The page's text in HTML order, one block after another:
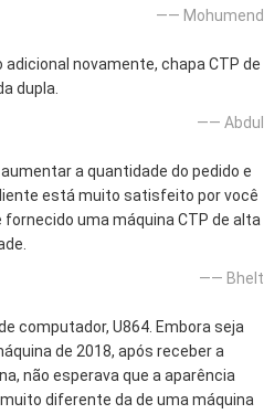
—— Mohumend
adicional novamente, chapa CTP de
dupla.
—— Abdul
aumentar a quantidade do pedido e
está muito satisfeito por você
fornecido uma máquina CTP de alta
—— Bhelt
computador, U864. Embora seja
de 2018, após receber a
não esperava que a aparência
diferente da de uma máquina